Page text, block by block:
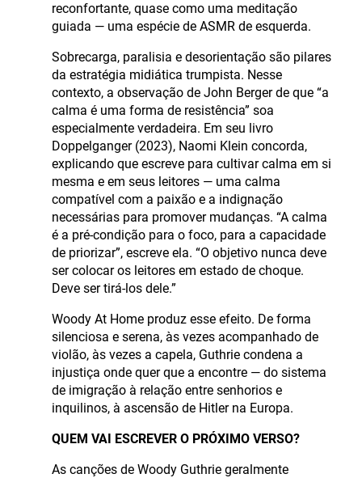
reconfortante, quase como uma meditação
guiada — uma espécie de ASMR de esquerda.
Sobrecarga, paralisia e desorientação são pilares
da estratégia midiática trumpista. Nesse
contexto, a observação de John Berger de que “a
calma é uma forma de resistência” soa
especialmente verdadeira. Em seu livro
Doppelganger (2023), Naomi Klein concorda,
explicando que escreve para cultivar calma em si
mesma e em seus leitores — uma calma
compatível com a paixão e a indignação
necessárias para promover mudanças. “A calma
é a pré-condição para o foco, para a capacidade
de priorizar”, escreve ela. “O objetivo nunca deve
ser colocar os leitores em estado de choque.
Deve ser tirá-los dele.”
Woody At Home produz esse efeito. De forma
silenciosa e serena, às vezes acompanhado de
violão, às vezes a capela, Guthrie condena a
injustiça onde quer que a encontre — do sistema
de imigração à relação entre senhorios e
inquilinos, à ascensão de Hitler na Europa.
QUEM VAI ESCREVER O PRÓXIMO VERSO?
As canções de Woody Guthrie geralmente